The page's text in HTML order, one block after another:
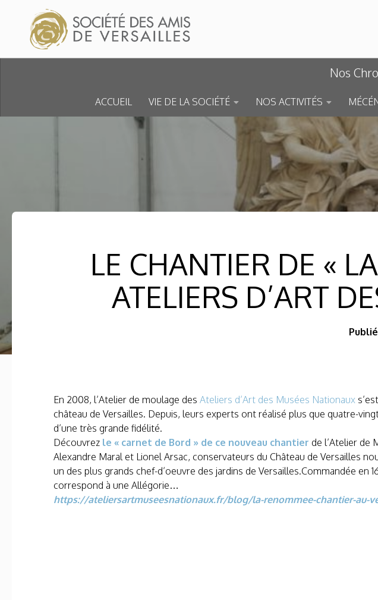
Skip to content
Nos
ACCUEIL VIE DE LA SOCIÉTÉ NOS ACTIVITÉS
LE CHANTIER DE «
ATELIERS D’ART
En 2008, l’Atelier de moulage des Ateliers d’Art des Musées Nationaux
château de Versailles. Depuis, leurs experts ont réalisé plus que quatre-
d’une très grande fidélité.
Découvrez le « carnet de Bord » de ce nouveau chantier de l’Atelier de
Alexandre Maral et Lionel Arsac, conservateurs du Château de Versailles
un des plus grands chef-d’oeuvre des jardins de Versailles.Commandée
correspond à une Allégorie…
https://ateliersartmuseesnationaux.fr/blog/la-renommee-chantier-au-